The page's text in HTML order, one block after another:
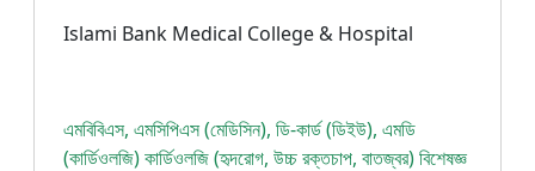
Islami Bank Medical College & Hospital
এমবিবিএস, এমসিপিএস (মেডিসিন), ডি-কার্ড (ডিইউ), এমডি
(কার্ডিওলজি) কার্ডিওলজি (হৃদরোগ, উচ্চ রক্তচাপ, বাতজ্বর) বিশেষজ্ঞ